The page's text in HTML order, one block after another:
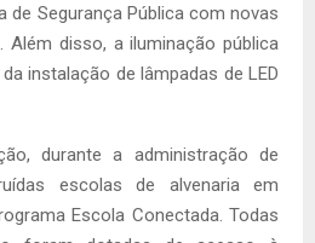
de Segurança Pública com novas
Além disso, a iluminação pública
instalação de lâmpadas de LED
durante a administração de
escolas de alvenaria em
Escola Conectada. Todas